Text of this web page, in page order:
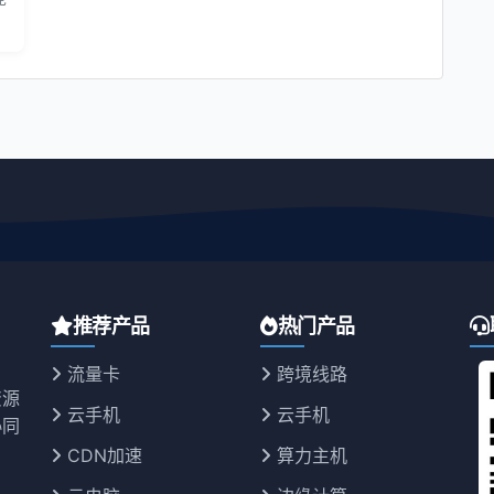
推荐产品
流量卡
云手机
CDN加速
热门产品
跨境线路
云手机
算力主机